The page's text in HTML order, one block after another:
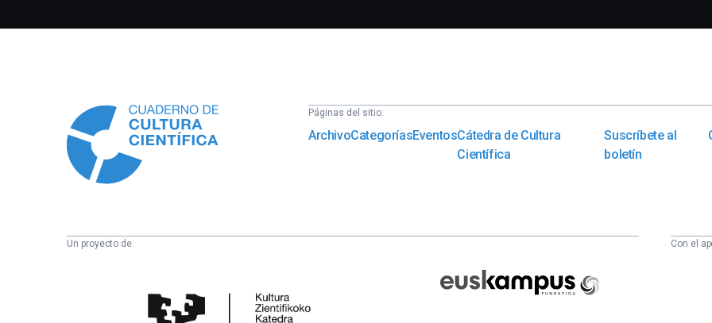
Páginas del sitio:
ArchivoCategoríasEventosCátedra de Cultura
Científica
Suscríbete al
boletín
Un proyecto de:
Fundazioa
Con el